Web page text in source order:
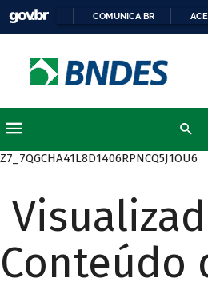
COMUNICA BR
Z7_7QGCHA41L8D1406RPNCQ5J1OU6
Conteúdo